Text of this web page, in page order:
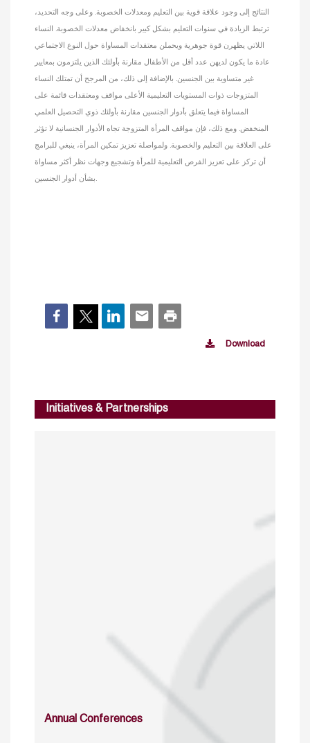
النتائج إلى وجود علاقة قوية بين التعليم ومعدلات الخصوبة. وعلى وجه التحديد،
ترتبط الزيادة في سنوات التعليم بشكل كبير بانخفاض معدلات الخصوبة. النساء
اللاتي يظهرن قوة جوهرية ويحملن معتقدات المساواة حول النوع الاجتماعي
عادة ما يكون لديهن عدد أقل من الأطفال مقارنة بأولئك الذين يلتزمون بمعايير
غير متساوية بين الجنسين. بالإضافة إلى ذلك، من المرجح أن تمتلك النساء
المتزوجات ذوات المستويات التعليمية الأعلى مواقف ومعتقدات قائمة على
المساواة فيما يتعلق بأدوار الجنسين مقارنة بأولئك ذوي التحصيل العلمي
المنخفض. ومع ذلك، فإن مواقف المرأة المتزوجة تجاه الأدوار الجنسانية لا تؤثر
على العلاقة بين التعليم والخصوبة. ولمواصلة تعزيز تمكين المرأة، ينبغي للبرامج
أن تركز على تعزيز الفرص التعليمية للمرأة وتشجيع وجهات نظر أكثر مساواة
Download
Initiatives & Partnerships
Annual Conferences